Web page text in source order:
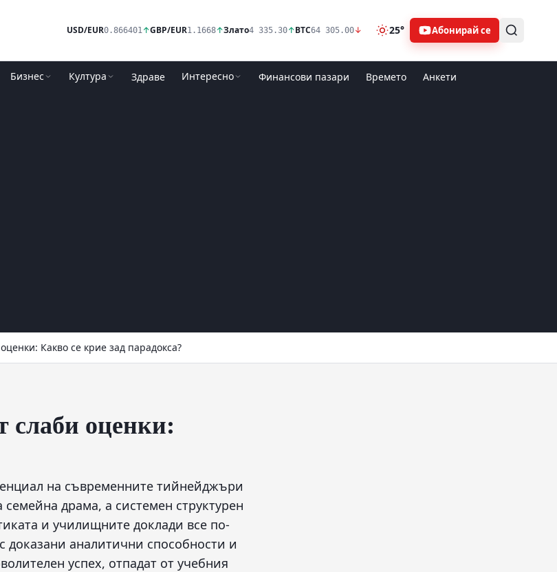
USD/EUR0.866401↑GBP/EUR1.1668↑Злато4 335.30↑BTC64 305.00↓ 25° Абонирай се
Бизнес Култура Здраве Интересно Финансови пазари Времето Анкети
Какво се крие зад парадокса?
слаби оценки:
на съвременните тийнейджъри
драма, а системен структурен
и училищните доклади все по-
доказани аналитични способности и
успех, отпадат от учебния